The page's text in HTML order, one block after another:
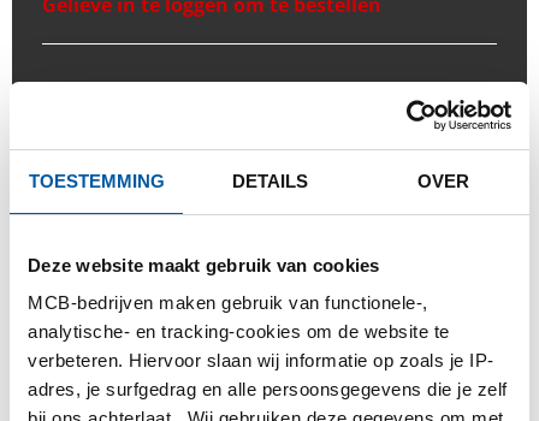
TOESTEMMING DETAILS OVER
Deze website maakt gebruik van cookies
MCB-bedrijven maken gebruik van functionele-,
analytische- en tracking-cookies om de website te
verbeteren. Hiervoor slaan wij informatie op zoals je IP-
adres, je surfgedrag en alle persoonsgegevens die je zelf
Bestel met uw eigen artikelnummers
PRODUCT
PRODUCT OMSCHRIJVING
BRUTO PRIJSLIJST
DOWNLOADS
SPECIFICATIES